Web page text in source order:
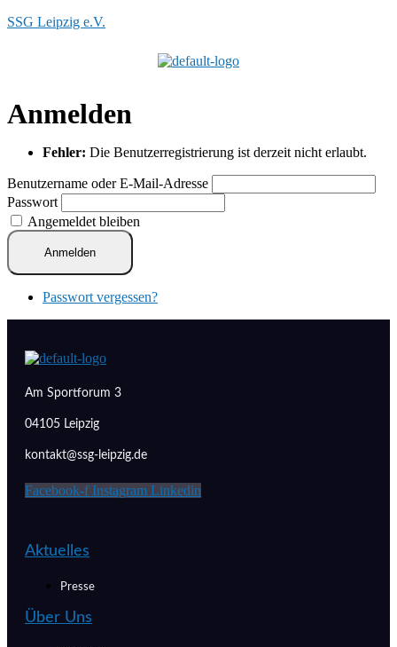
SSG Leipzig e.V.
Anmelden
Fehler: Die Benutzerregistrierung ist derzeit nicht erlaubt.
Benutzername oder E-Mail-Adresse
Passwort
Angemeldet bleiben
Anmelden
Passwort vergessen?
Am Sportforum 3
04105 Leipzig
kontakt@ssg-leipzig.de
Facebook-f Instagram Linkedin
Aktuelles
Presse
Über Uns